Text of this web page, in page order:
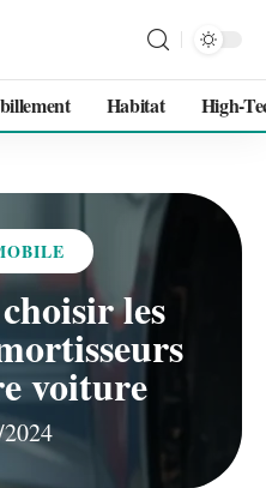
Habitat High-
les
voiture